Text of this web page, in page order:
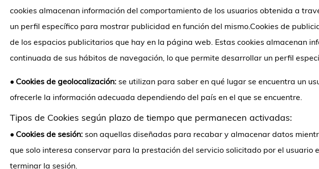
cookies almacenan información del comportamiento de los usuarios obtenida a
un perfil específico para mostrar publicidad en función del mismo.Cookies de
de los espacios publicitarios que hay en la página web. Estas cookies almacenan
continuada de sus hábitos de navegación, lo que permite desarrollar un perfil
• Cookies de geolocalización: se utilizan para saber en qué lugar se encuentra un
ofrecerle la información adecuada dependiendo del país en el que se encuentre.
Tipos de Cookies según plazo de tiempo que permanecen activadas:
• Cookies de sesión: son aquellas diseñadas para recabar y almacenar datos
que solo interesa conservar para la prestación del servicio solicitado por el
terminar la sesión.